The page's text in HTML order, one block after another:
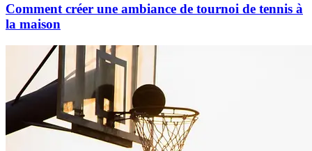
Comment créer une ambiance de tournoi de tennis à
la maison